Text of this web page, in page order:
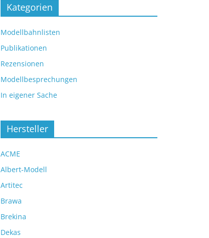
Kategorien
Modellbahnlisten
Publikationen
Rezensionen
Modellbesprechungen
In eigener Sache
Hersteller
ACME
Albert-Modell
Artitec
Brawa
Brekina
Dekas